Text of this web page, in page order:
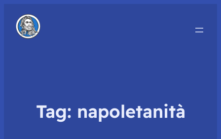
Tag: napoletanità